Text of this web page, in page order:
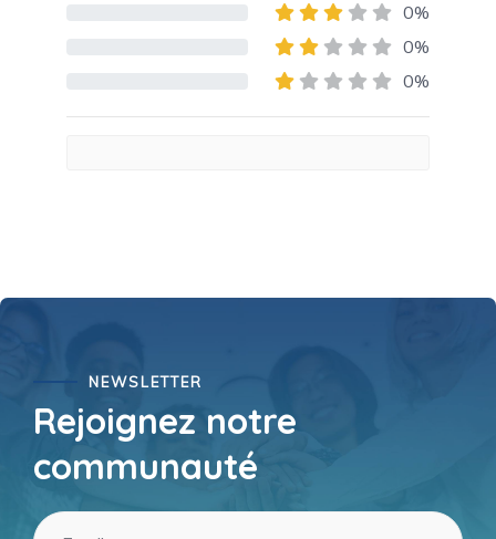
0%
0%
0%
NEWSLETTER
Rejoignez notre
communauté